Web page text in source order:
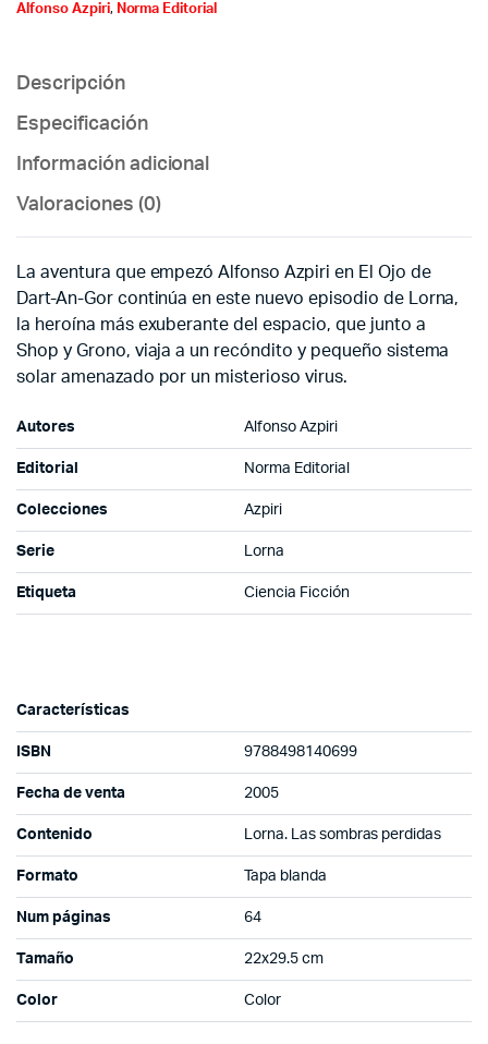
Alfonso Azpiri, Norma Editorial
Descripción
Especificación
Información adicional
Valoraciones (0)
La aventura que empezó Alfonso Azpiri en El Ojo de
Dart-An-Gor continúa en este nuevo episodio de Lorna,
la heroína más exuberante del espacio, que junto a
Shop y Grono, viaja a un recóndito y pequeño sistema
solar amenazado por un misterioso virus.
Autores Alfonso Azpiri
Editorial Norma Editorial
Colecciones Azpiri
Serie Lorna
Etiqueta Ciencia Ficción
Características
ISBN 9788498140699
Fecha de venta 2005
Contenido Lorna. Las sombras perdidas
Formato Tapa blanda
Num páginas 64
Tamaño 22x29.5 cm
Color Color